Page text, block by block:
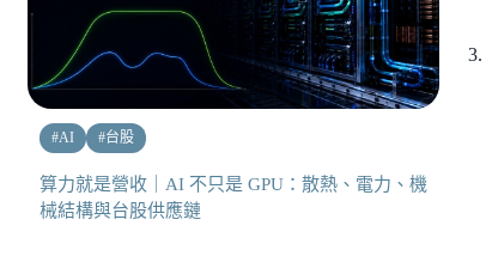
#AI #台股
算力就是營收｜AI 不只是 GPU：散熱、電力、機
械結構與台股供應鏈